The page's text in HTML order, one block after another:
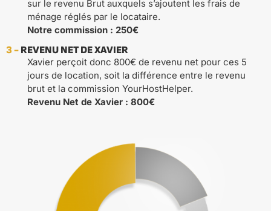
sur le revenu Brut auxquels s’ajoutent les frais de
ménage réglés par le locataire.
Notre commission : 250€
3 - REVENU NET DE XAVIER
Xavier perçoit donc 800€ de revenu net pour ces 5
jours de location, soit la différence entre le revenu
brut et la commission YourHostHelper.
Revenu Net de Xavier : 800€